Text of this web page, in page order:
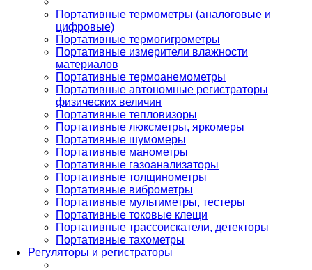
Портативные термометры (аналоговые и
цифровые)
Портативные термогигрометры
Портативные измерители влажности
материалов
Портативные термоанемометры
Портативные автономные регистраторы
физических величин
Портативные тепловизоры
Портативные люксметры, яркомеры
Портативные шумомеры
Портативные манометры
Портативные газоанализаторы
Портативные толщинометры
Портативные виброметры
Портативные мультиметры, тестеры
Портативные токовые клещи
Портативные трассоискатели, детекторы
Портативные тахометры
Регуляторы и регистраторы